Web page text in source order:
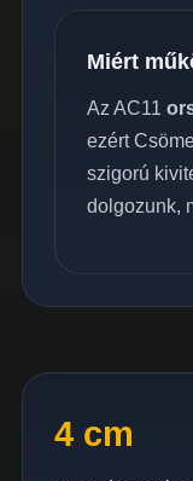
Miért
Az AC11
ezért
szigorú
dolgozunk,
4 cm